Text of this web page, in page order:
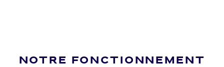
NOTRE FONCTIONNEMENT